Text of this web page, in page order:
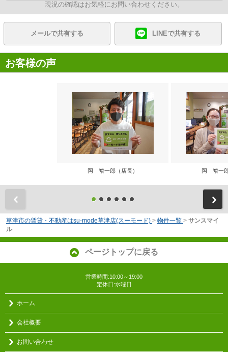
現況の確認はお気軽にお問い合わせください。
メールで共有する LINEで共有する
お客様の声
岡 裕一郎（店長） 岡 裕一
草津市の賃貸・不動産はsu-mode草津店(スーモード) > 物件一覧 > サンスマイ
ル
ページトップに戻る
営業時間:10:00～19:00
定休日:水曜日
ホーム
会社概要
お問い合わせ